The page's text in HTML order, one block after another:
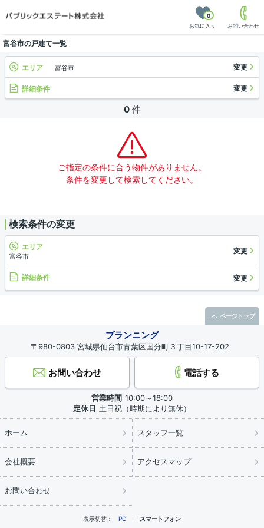
お気に入り
0
お問い合わせ
富谷市の戸建て一覧
エリア 富谷市 変更
詳細条件 変更
0 件
ご指定の条件に合う物件がありません。
条件を変更して検索してください。
検索条件の変更
エリア
富谷市
変更
詳細条件 変更
プランニング
〒980-0803 宮城県仙台市青葉区国分町３丁目10-17-202
お問い合わせ 電話する
営業時間 10:00～18:00
定休日 土日祝（時期により無休）
ホーム スタッフ一覧
会社概要 アクセスマップ
お問い合わせ
表示切替： PC スマートフォン
ページトップ